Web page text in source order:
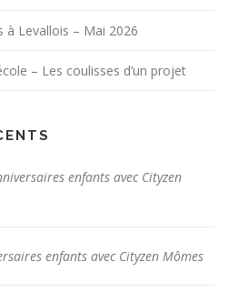
à Levallois – Mai 2026
– Les coulisses d’un projet
enfants avec Cityzen
enfants avec Cityzen Mômes